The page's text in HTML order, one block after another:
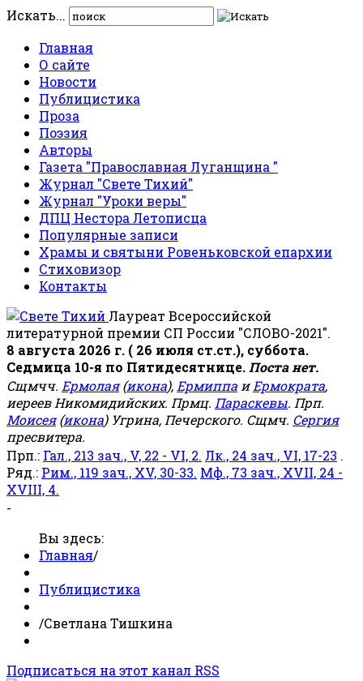
Искать...
Главная
О сайте
Новости
Публицистика
Проза
Поэзия
Авторы
Газета "Православная Луганщина "
Журнал "Свете Тихий"
Журнал "Уроки веры"
ДПЦ Нестора Летописца
Популярные записи
Храмы и святыни Ровеньковской епархии
Стиховизор
Контакты
Лауреат Всероссийской
литературной премии СП России "СЛОВО-2021".
8 августа 2026 г. ( 26 июля ст.ст.), суббота.
Седмица 10-я по Пятидесятнице. Поста нет.
Сщмчч. Ермолая(икона), Ермиппа иЕрмократа,
иереев Никомидийских. Прмц. Параскевы. Прп.
Моисея(икона) Угрина, Печерского. Сщмч. Сергия
пресвитера.
Прп.: Гал., 213 зач., V, 22 - VI, 2. Лк., 24 зач., VI, 17-23 .
Ряд.: Рим., 119 зач., XV, 30-33. Мф., 73 зач., XVII, 24 -
XVIII, 4.
-
Вы здесь:
Главная/
Публицистика
/Светлана Тишкина
Подписаться на этот канал RSS